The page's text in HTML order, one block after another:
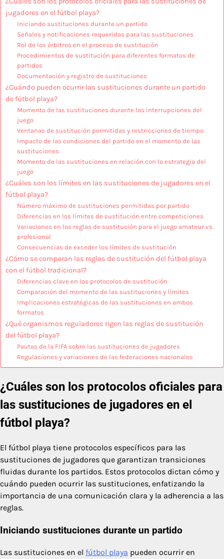
jugadores en el fútbol playa?
Iniciando sustituciones durante un partido
Señales y notificaciones requeridas para las sustituciones
Rol de los árbitros en el proceso de sustitución
Procedimientos de sustitución para diferentes formatos de
partidos
Documentación y registro de sustituciones
¿Cuándo pueden ocurrir las sustituciones durante un partido
de fútbol playa?
Momento de las sustituciones durante las interrupciones del
juego
Ventanas de sustitución permitidas y restricciones de tiempo
Impacto de las condiciones del partido en el momento de las
sustituciones
Momento de las sustituciones en relación con la estrategia del
juego
¿Cuáles son los límites en las sustituciones de jugadores en el
fútbol playa?
Número máximo de sustituciones permitidas por partido
Diferencias en los límites de sustitución entre competiciones
Variaciones en las reglas de sustitución para el juego amateur vs.
profesional
Consecuencias de exceder los límites de sustitución
¿Cómo se comparan las reglas de sustitución del fútbol playa
con el fútbol tradicional?
Diferencias clave en los protocolos de sustitución
Comparación del momento de las sustituciones y límites
Implicaciones estratégicas de las sustituciones en ambos
formatos
¿Qué organismos reguladores rigen las reglas de sustitución
del fútbol playa?
Pautas de la FIFA sobre las sustituciones de jugadores
Regulaciones y variaciones de las federaciones nacionales
¿Cuáles son los protocolos oficiales para
las sustituciones de jugadores en el
fútbol playa?
El fútbol playa tiene protocolos específicos para las
sustituciones de jugadores que garantizan transiciones
fluidas durante los partidos. Estos protocolos dictan cómo y
cuándo pueden ocurrir las sustituciones, enfatizando la
importancia de una comunicación clara y la adherencia a las
reglas.
Iniciando sustituciones durante un partido
Las sustituciones en el fútbol playa pueden ocurrir en